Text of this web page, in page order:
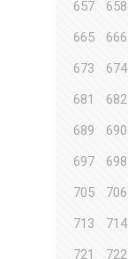
657
658
665
666
673
674
681
682
689
690
697
698
705
706
713
714
721
722